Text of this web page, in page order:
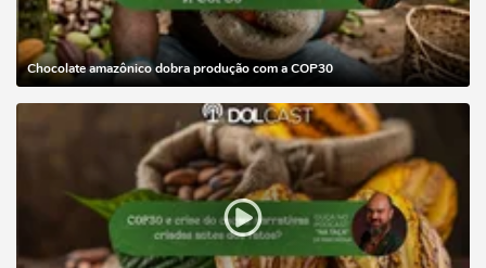
Chocolate amazônico dobra produção com a COP30